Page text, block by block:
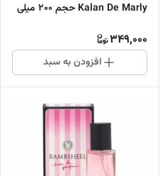
Kalan De Marly حجم 200 میلی
349,000
افزودن به سبد